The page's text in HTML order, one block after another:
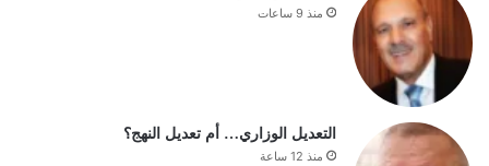
منذ 9 ساعات
التعديل الوزاري… أم تعديل النهج؟
منذ 12 ساعة